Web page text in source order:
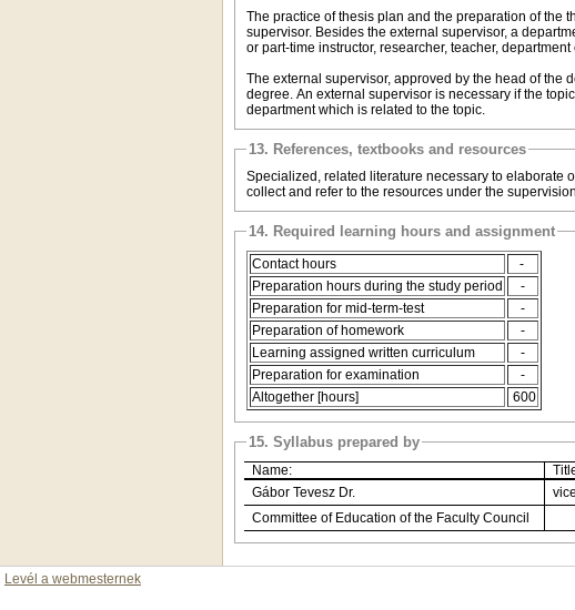
The practice of thesis plan and the preparation of the
supervisor. Besides the external supervisor, a
or part-time instructor, researcher, teacher,
The external supervisor, approved by the head of the
degree. An external supervisor is necessary if the
department which is related to the topic.
13. References, textbooks and resources
Specialized, related literature necessary to elaborate
collect and refer to the resources under the
14. Required learning hours and assignment
Contact hours
-
Preparation hours during the study period
-
Preparation for mid-term-test
-
Preparation of homework
-
Learning assigned written curriculum
-
Preparation for examination
-
Altogether [hours]
600
15. Syllabus prepared by
Name:
Gábor Tevesz Dr.
Committee of Education of the Faculty Council
Levél a webmesternek